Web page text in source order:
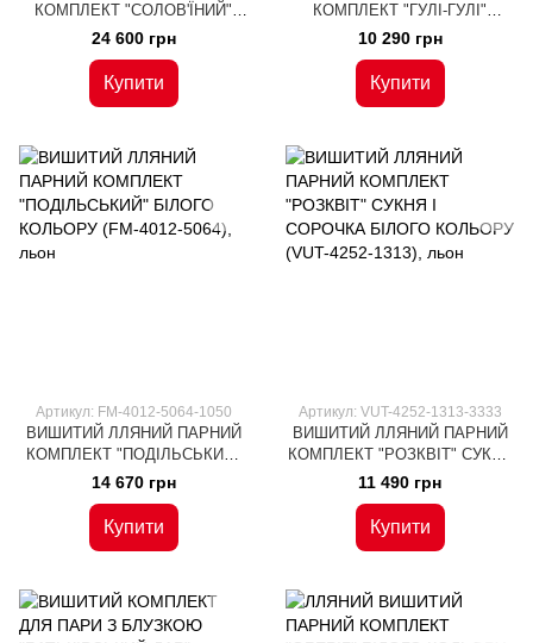
КОМПЛЕКТ "СОЛОВ'ЇНИЙ"
БІЛОГО КОЛЬОРУ (FM-4016-
5094), льон
24 600 грн
Купити
КОМПЛЕКТ "ГУЛІ-ГУЛІ"
БІЛОГО КОЛЬОРУ (VUT-4262-
1322), льон
10 290 грн
Купити
Артикул: FM-4012-5064-1050
ВИШИТИЙ ЛЛЯНИЙ ПАРНИЙ
КОМПЛЕКТ "ПОДІЛЬСЬКИЙ"
БІЛОГО КОЛЬОРУ (FM-4012-
5064), льон
14 670 грн
Купити
Артикул: VUT-4252-1313-3333
ВИШИТИЙ ЛЛЯНИЙ ПАРНИЙ
КОМПЛЕКТ "РОЗКВІТ" СУКНЯ
І СОРОЧКА БІЛОГО КОЛЬОРУ
(VUT-4252-1313), льон
11 490 грн
Купити